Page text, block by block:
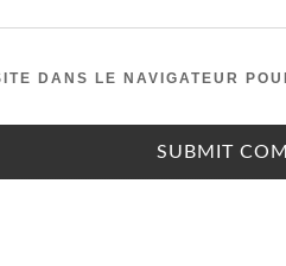
DANS LE NAVIGATEUR